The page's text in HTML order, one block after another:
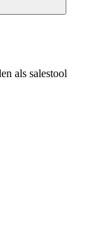
als salestool